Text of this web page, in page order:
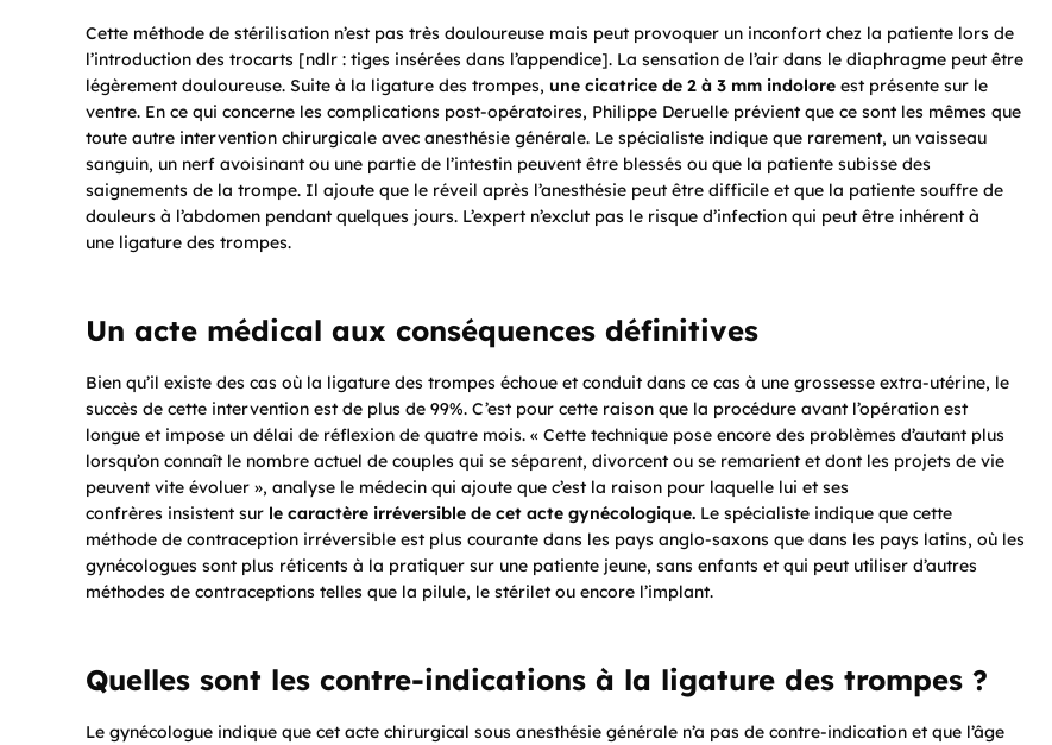
Cette méthode de stérilisation n’est pas très douloureuse mais peut provoquer un inconfort chez la patiente lors de
l’introduction des trocarts [ndlr : tiges insérées dans l’appendice]. La sensation de l’air dans le diaphragme peut être
légèrement douloureuse. Suite à la ligature des trompes, une cicatrice de 2 à 3 mm indolore est présente sur le
ventre. En ce qui concerne les complications post-opératoires, Philippe Deruelle prévient que ce sont les mêmes que
toute autre intervention chirurgicale avec anesthésie générale. Le spécialiste indique que rarement, un vaisseau
sanguin, un nerf avoisinant ou une partie de l’intestin peuvent être blessés ou que la patiente subisse des
saignements de la trompe. Il ajoute que le réveil après l’anesthésie peut être difficile et que la patiente souffre de
douleurs à l’abdomen pendant quelques jours. L’expert n’exclut pas le risque d’infection qui peut être inhérent à
une ligature des trompes.
Un acte médical aux conséquences définitives
Bien qu’il existe des cas où la ligature des trompes échoue et conduit dans ce cas à une grossesse extra-utérine, le
succès de cette intervention est de plus de 99%. C’est pour cette raison que la procédure avant l’opération est
longue et impose un délai de réflexion de quatre mois. « Cette technique pose encore des problèmes d’autant plus
lorsqu’on connaît le nombre actuel de couples qui se séparent, divorcent ou se remarient et dont les projets de vie
peuvent vite évoluer », analyse le médecin qui ajoute que c’est la raison pour laquelle lui et ses
confrères insistent sur le caractère irréversible de cet acte gynécologique. Le spécialiste indique que cette
méthode de contraception irréversible est plus courante dans les pays anglo-saxons que dans les pays latins, où les
gynécologues sont plus réticents à la pratiquer sur une patiente jeune, sans enfants et qui peut utiliser d’autres
méthodes de contraceptions telles que la pilule, le stérilet ou encore l’implant.
Quelles sont les contre-indications à la ligature des trompes ?
Le gynécologue indique que cet acte chirurgical sous anesthésie générale n’a pas de contre-indication et que l’âge